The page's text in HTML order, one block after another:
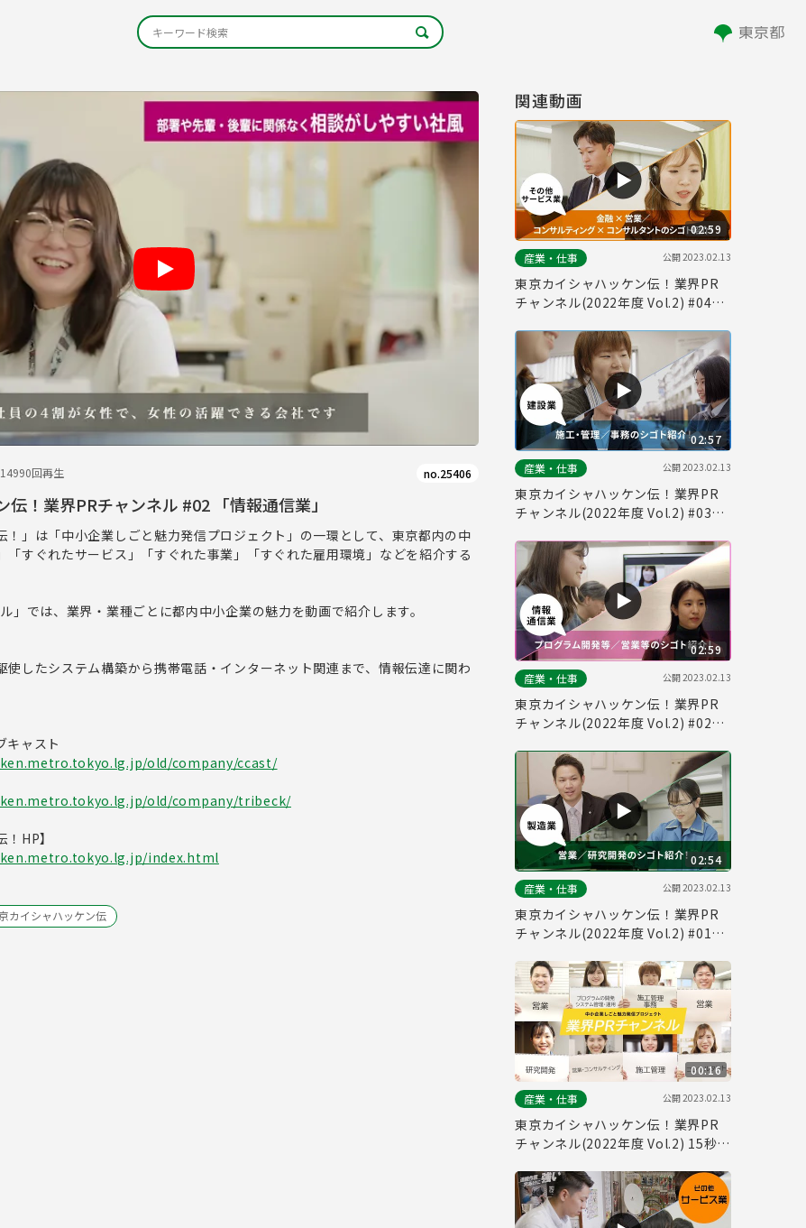
990回再生 no.25406
伝！業界PRチャンネル #02 「情報通信業」
！」は「中小企業しごと魅力発信プロジェクト」の一環として、東京都内の中
「すぐれたサービス」「すぐれた事業」「すぐれた雇用環境」などを紹介する
」では、業界・業種ごとに都内中小企業の魅力を動画で紹介します。
使したシステム構築から携帯電話・インターネット関連まで、情報伝達に関わ
キャスト
old/company/ccast/
old/company/tribeck/
HP】
index.html
カイシャハッケン伝
関連動画
02:59
産業・仕事
公開2023.02.13
東京カイシャハッケン伝！業界PR
チャンネル(2022年度 Vol.2) #04
02:57
産業・仕事
公開2023.02.13
東京カイシャハッケン伝！業界PR
チャンネル(2022年度 Vol.2) #03
02:59
産業・仕事
公開2023.02.13
東京カイシャハッケン伝！業界PR
チャンネル(2022年度 Vol.2) #02
02:54
産業・仕事
公開2023.02.13
東京カイシャハッケン伝！業界PR
チャンネル(2022年度 Vol.2) #01
00:16
産業・仕事
公開2023.02.13
東京カイシャハッケン伝！業界PR
チャンネル(2022年度 Vol.2) 15秒